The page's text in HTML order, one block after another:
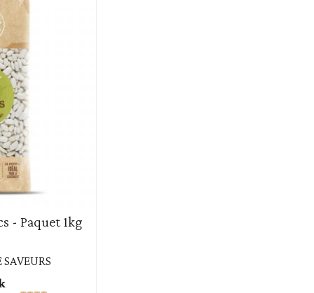
- Paquet 1kg